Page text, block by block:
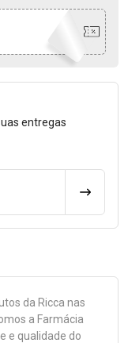
entregas
da Ricca nas
a Farmácia
e qualidade do